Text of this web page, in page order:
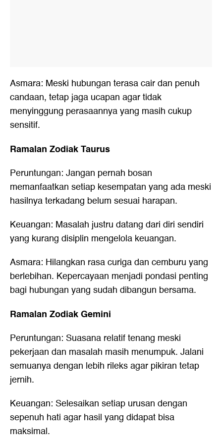
Asmara: Meski hubungan terasa cair dan penuh
candaan, tetap jaga ucapan agar tidak
menyinggung perasaannya yang masih cukup
sensitif.
Ramalan Zodiak Taurus
Peruntungan: Jangan pernah bosan
memanfaatkan setiap kesempatan yang ada meski
hasilnya terkadang belum sesuai harapan.
Keuangan: Masalah justru datang dari diri sendiri
yang kurang disiplin mengelola keuangan.
Asmara: Hilangkan rasa curiga dan cemburu yang
berlebihan. Kepercayaan menjadi pondasi penting
bagi hubungan yang sudah dibangun bersama.
Ramalan Zodiak Gemini
Peruntungan: Suasana relatif tenang meski
pekerjaan dan masalah masih menumpuk. Jalani
semuanya dengan lebih rileks agar pikiran tetap
jernih.
Keuangan: Selesaikan setiap urusan dengan
sepenuh hati agar hasil yang didapat bisa
maksimal.